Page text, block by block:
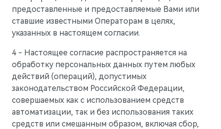
предоставленные и предоставляемые Вами или
ставшие известными Операторам в целях,
указанных в настоящем согласии.
4 - Настоящее согласие распространяется на
обработку персональных данных путем любых
действий (операций), допустимых
законодательством Российской Федерации,
совершаемых как с использованием средств
автоматизации, так и без использования таких
средств или смешанным образом, включая сбор,